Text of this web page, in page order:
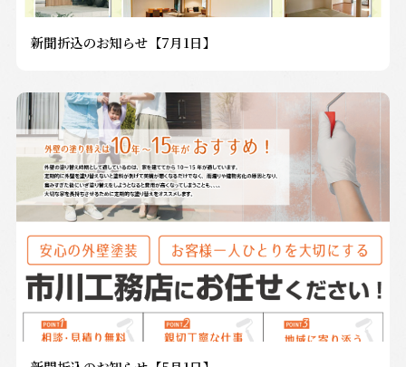
新聞折込のお知らせ【7月1日】